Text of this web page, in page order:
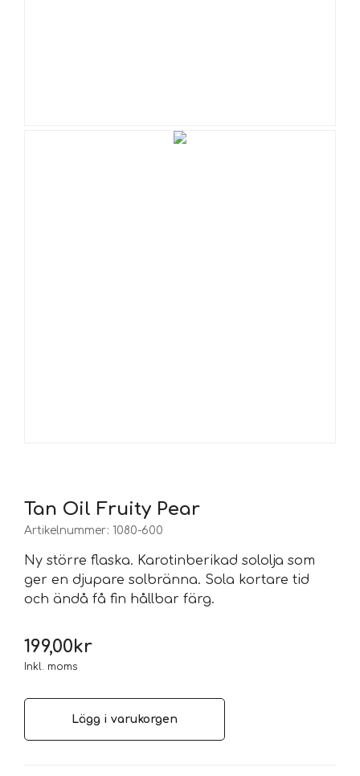
Tan Oil Fruity Pear
Artikelnummer: 1080-600
Ny större flaska. Karotinberikad sololja som
ger en djupare solbränna. Sola kortare tid
och ändå få fin hållbar färg.
199,00kr
Inkl. moms
Lägg i varukorgen